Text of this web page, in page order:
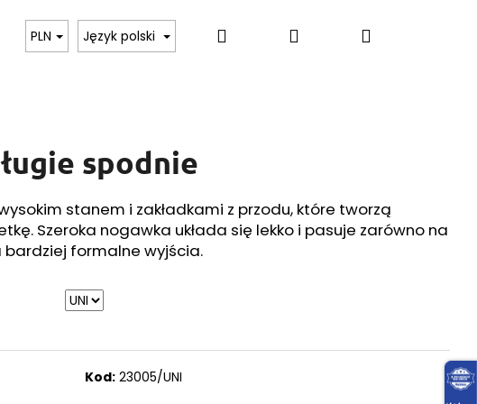
TOPY, BODY, KOSZULKI SWETRY, PULOWERY, GOLFY
PLN Język polski Szukaj Zaloguj Koszyk
spodnie
stanem i zakładkami z przodu, które tworzą
Szeroka nogawka układa się lekko i pasuje zarówno na
bardziej formalne wyjścia.
Kod: 23005/UNI